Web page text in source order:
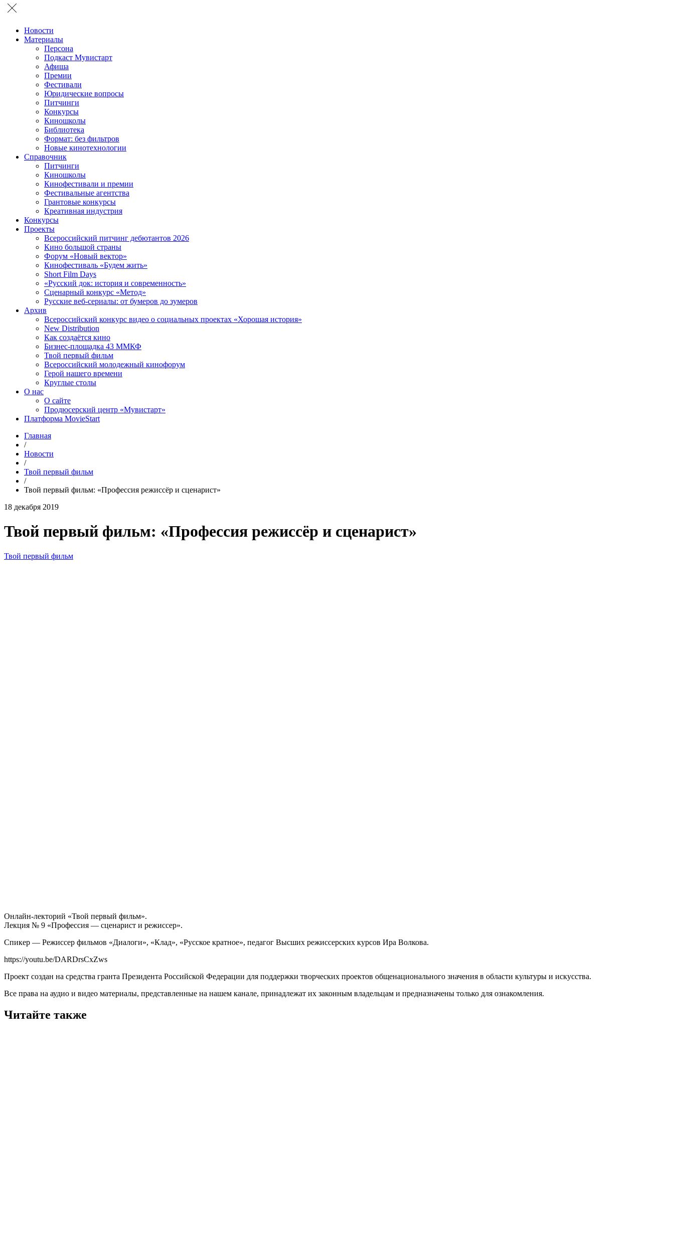
Новости
Материалы
Персона
Подкаст Мувистарт
Афиша
Премии
Фестивали
Юридические вопросы
Питчинги
Конкурсы
Киношколы
Библиотека
Формат: без фильтров
Новые кинотехнологии
Справочник
Питчинги
Киношколы
Кинофестивали и премии
Фестивальные агентства
Грантовые конкурсы
Креативная индустрия
Конкурсы
Проекты
Всероссийский питчинг дебютантов 2026
Кино большой страны
Форум «Новый вектор»
Кинофестиваль «Будем жить»
Short Film Days
«Русский док: история и современность»
Сценарный конкурс «Метод»
Русские веб-сериалы: от бумеров до зумеров
Архив
Всероссийский конкурс видео о социальных проектах «Хорошая история»
New Distribution
Как создаётся кино
Бизнес-площадка 43 ММКФ
Твой первый фильм
Всероссийский молодежный кинофорум
Герой нашего времени
Круглые столы
О нас
О сайте
Продюсерский центр «Мувистарт»
Платформа MovieStart
Главная
/
Новости
/
Твой первый фильм
/
Твой первый фильм: «Профессия режиссёр и сценарист»
18 декабря 2019
Твой первый фильм: «Профессия режиссёр и сценарист»
Твой первый фильм
Онлайн-лекторий «Твой первый фильм».
Лекция № 9 «Профессия — сценарист и режиссер».
Спикер — Режиссер фильмов «Диалоги», «Клад», «Русское кратное», педагог Высших режиссерских курсов Ира Волкова.
https://youtu.be/DARDrsCxZws
Проект создан на средства гранта Президента Российской Федерации для поддержки творческих проектов общенационального значения в области культуры и искусства.
Все права на аудио и видео материалы, представленные на нашем канале, принадлежат их законным владельцам и предназначены только для ознакомления.
Читайте также